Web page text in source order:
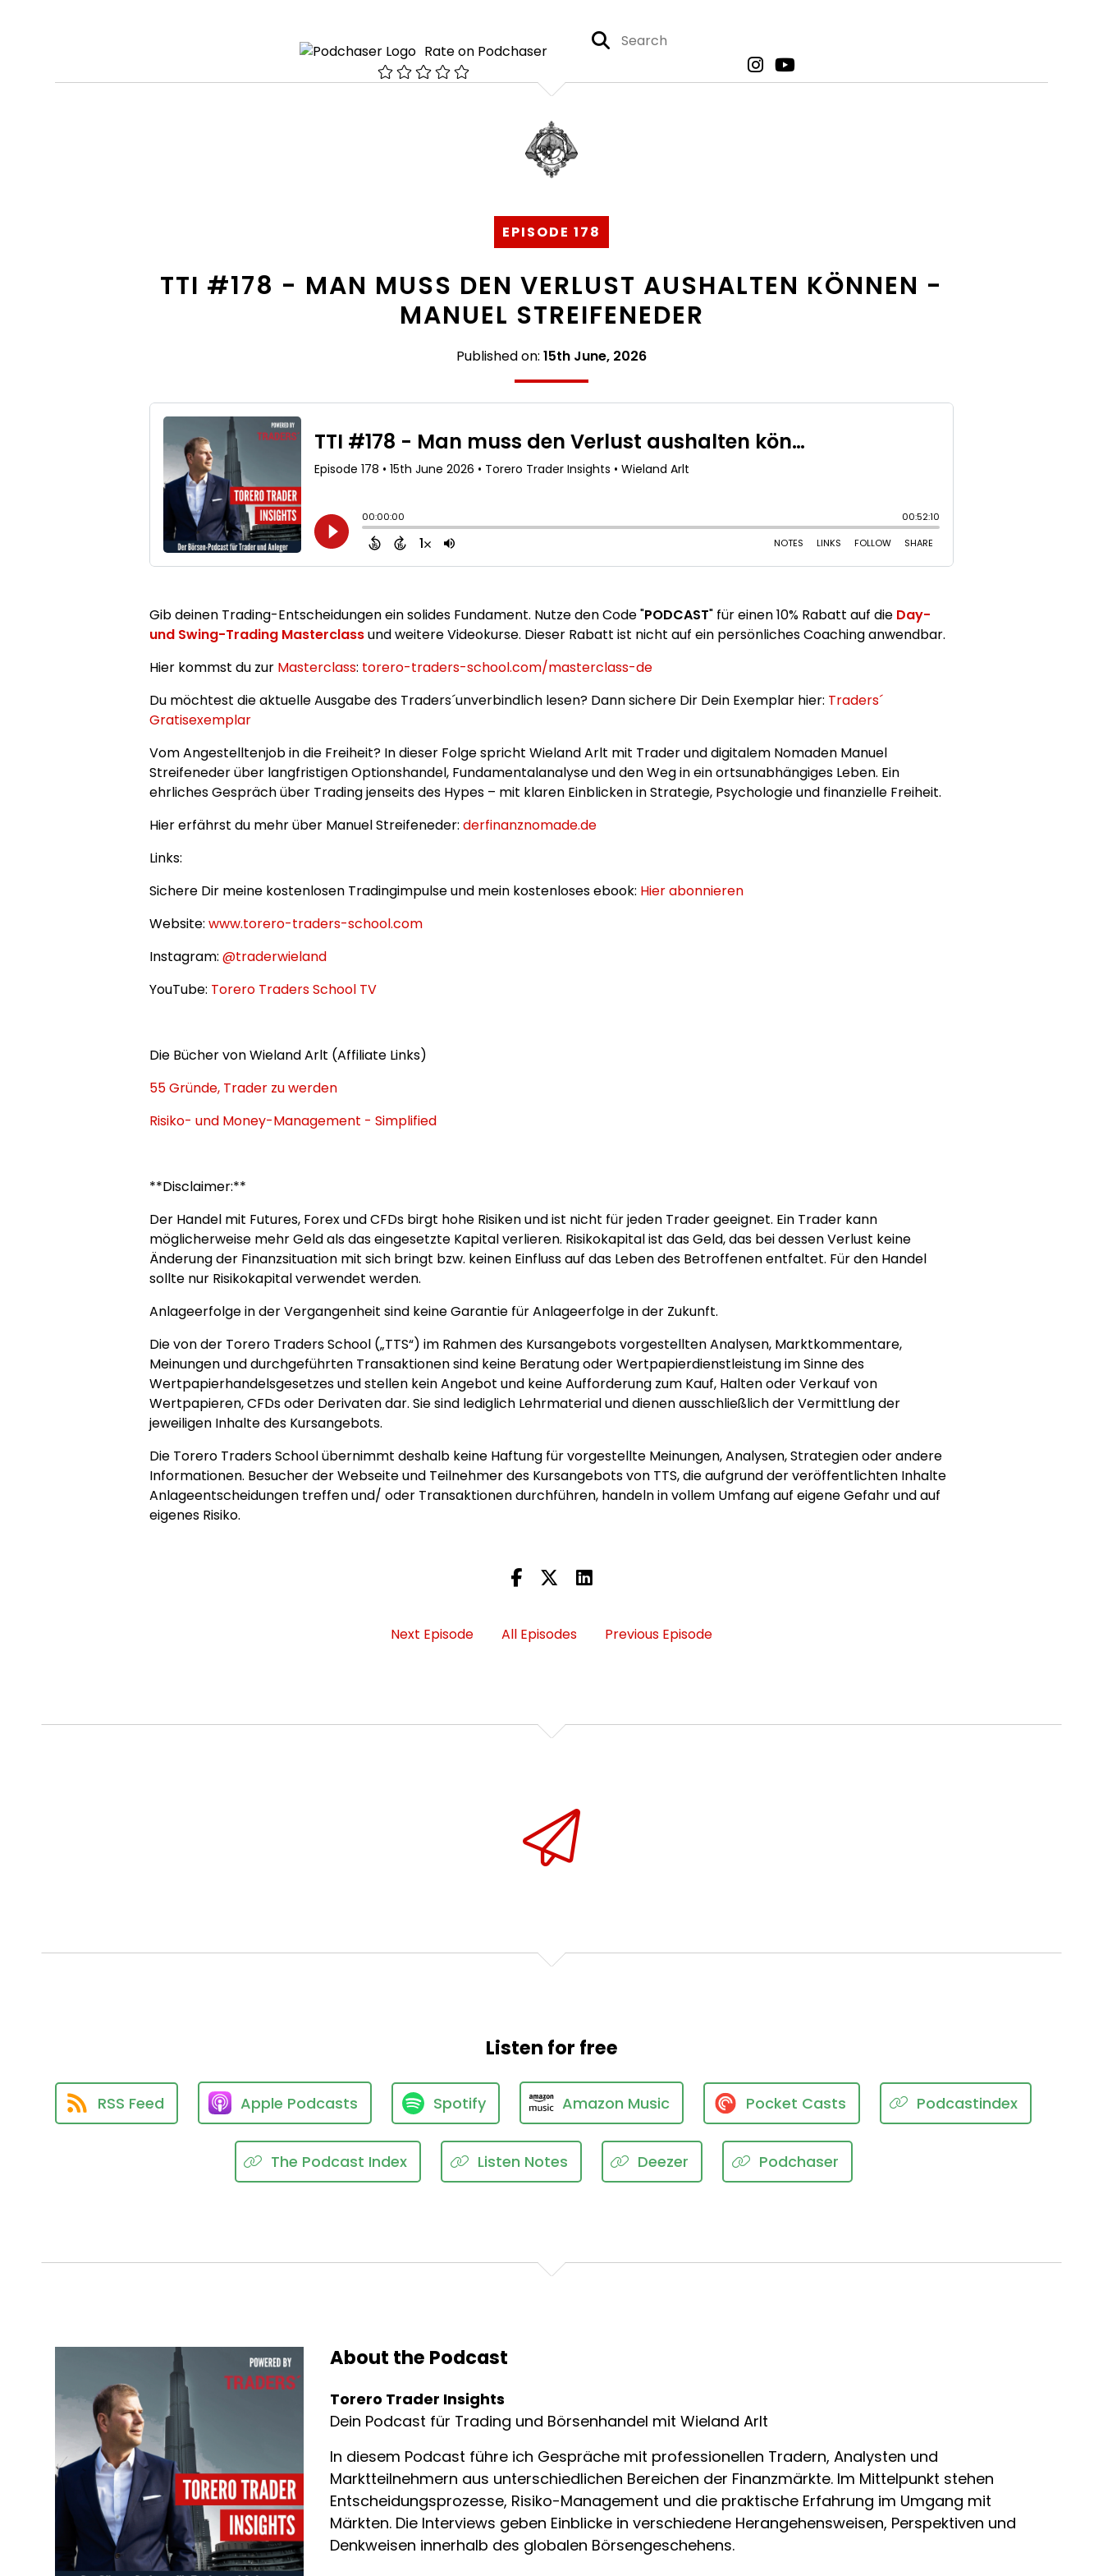
Rate on Podchaser
EPISODE 178
TTI #178 - MAN MUSS DEN VERLUST AUSHALTEN KÖNNEN -
MANUEL STREIFENEDER
Published on: 15th June, 2026
Gib deinen Trading-Entscheidungen ein solides Fundament. Nutze den Code "PODCAST" für einen 10% Rabatt auf die Day-
und Swing-Trading Masterclassund weitere Videokurse. Dieser Rabatt ist nicht auf ein persönliches Coaching anwendbar.
Hier kommst du zur Masterclass: torero-traders-school.com/masterclass-de
Du möchtest die aktuelle Ausgabe des Traders´unverbindlich lesen? Dann sichere Dir Dein Exemplar hier: Traders´
Gratisexemplar
Vom Angestelltenjob in die Freiheit? In dieser Folge spricht Wieland Arlt mit Trader und digitalem Nomaden Manuel
Streifeneder über langfristigen Optionshandel, Fundamentalanalyse und den Weg in ein ortsunabhängiges Leben. Ein
ehrliches Gespräch über Trading jenseits des Hypes – mit klaren Einblicken in Strategie, Psychologie und finanzielle Freiheit.
Hier erfährst du mehr über Manuel Streifeneder: derfinanznomade.de
Links:
Sichere Dir meine kostenlosen Tradingimpulse und mein kostenloses ebook: Hier abonnieren
Website: www.torero-traders-school.com
Instagram: @traderwieland
YouTube: Torero Traders School TV
Die Bücher von Wieland Arlt (Affiliate Links)
55 Gründe, Trader zu werden
Risiko- und Money-Management - Simplified
**Disclaimer:**
Der Handel mit Futures, Forex und CFDs birgt hohe Risiken und ist nicht für jeden Trader geeignet. Ein Trader kann
möglicherweise mehr Geld als das eingesetzte Kapital verlieren. Risikokapital ist das Geld, das bei dessen Verlust keine
Änderung der Finanzsituation mit sich bringt bzw. keinen Einfluss auf das Leben des Betroffenen entfaltet. Für den Handel
sollte nur Risikokapital verwendet werden.
Anlageerfolge in der Vergangenheit sind keine Garantie für Anlageerfolge in der Zukunft.
Die von der Torero Traders School („TTS“) im Rahmen des Kursangebots vorgestellten Analysen, Marktkommentare,
Meinungen und durchgeführten Transaktionen sind keine Beratung oder Wertpapierdienstleistung im Sinne des
Wertpapierhandelsgesetzes und stellen kein Angebot und keine Aufforderung zum Kauf, Halten oder Verkauf von
Wertpapieren, CFDs oder Derivaten dar. Sie sind lediglich Lehrmaterial und dienen ausschließlich der Vermittlung der
jeweiligen Inhalte des Kursangebots.
Die Torero Traders School übernimmt deshalb keine Haftung für vorgestellte Meinungen, Analysen, Strategien oder andere
Informationen. Besucher der Webseite und Teilnehmer des Kursangebots von TTS, die aufgrund der veröffentlichten Inhalte
Anlageentscheidungen treffen und/ oder Transaktionen durchführen, handeln in vollem Umfang auf eigene Gefahr und auf
eigenes Risiko.
Next Episode All Episodes Previous Episode
Listen for free
RSS Feed Apple Podcasts Spotify Amazon Music Pocket Casts Podcastindex
The Podcast Index Listen Notes Deezer Podchaser
About the Podcast
Torero Trader Insights
Dein Podcast für Trading und Börsenhandel mit Wieland Arlt
In diesem Podcast führe ich Gespräche mit professionellen Tradern, Analysten und
Marktteilnehmern aus unterschiedlichen Bereichen der Finanzmärkte. Im Mittelpunkt stehen
Entscheidungsprozesse, Risiko-Management und die praktische Erfahrung im Umgang mit
Märkten. Die Interviews geben Einblicke in verschiedene Herangehensweisen, Perspektiven und
Denkweisen innerhalb des globalen Börsengeschehens.